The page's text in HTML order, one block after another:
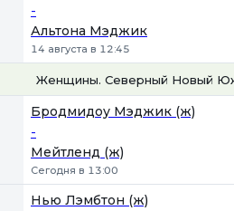
-
Альтона Мэджик
14 августа в 12:45
Женщины. Северный Новый
Бродмидоу Мэджик (ж)
-
Мейтленд (ж)
Сегодня в 13:00
Нью Лэмбтон (ж)